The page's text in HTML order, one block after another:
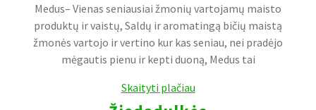
Medus– Vienas seniausiai žmonių vartojamų maisto
produktų ir vaistų, Saldų ir aromatingą bičių maistą
žmonės vartojo ir vertino kur kas seniau, nei pradėjo
mėgautis pienu ir kepti duoną, Medus tai
Skaityti plačiau